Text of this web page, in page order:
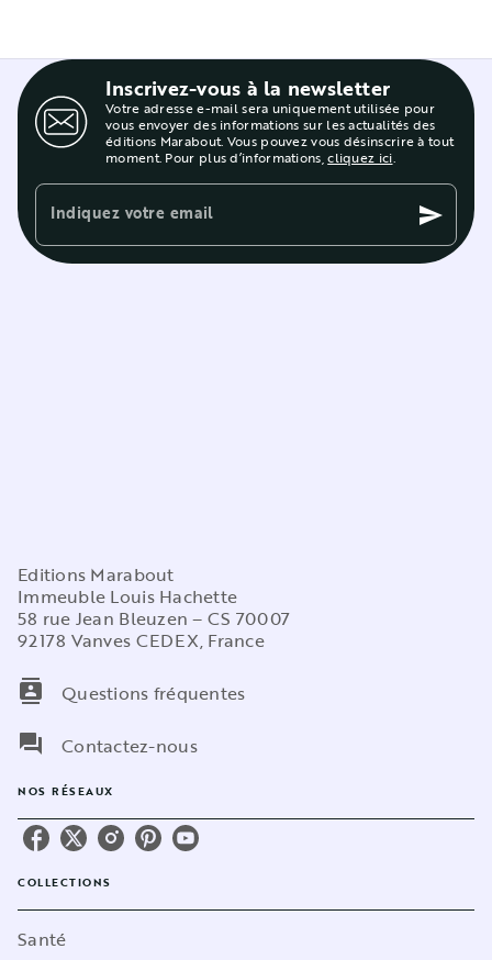
Inscrivez-vous à la newsletter
Votre adresse e-mail sera uniquement utilisée pour
vous envoyer des informations sur les actualités des
éditions Marabout. Vous pouvez vous désinscrire à tout
moment. Pour plus d’informations,cliquez ici.
Indiquez votre email send
Editions Marabout
Immeuble Louis Hachette
58 rue Jean Bleuzen – CS 70007
92178 Vanves CEDEX, France
contacts
Questions fréquentes
question_answer
Contactez-nous
NOS RÉSEAUX
COLLECTIONS
Santé